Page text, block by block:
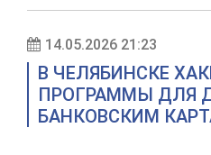
14.05.2026 21:23
В ЧЕЛЯБИНСКЕ
ПРОГРАММЫ ДЛЯ
БАНКОВСКИМ